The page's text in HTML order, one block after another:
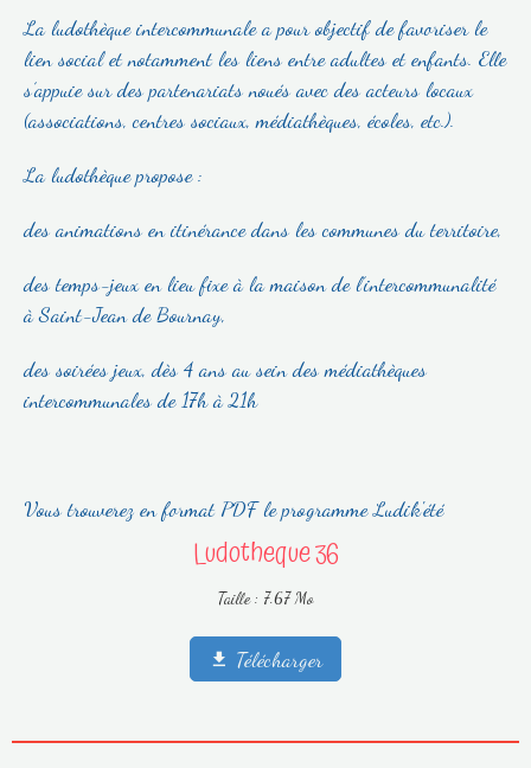
La ludothèque intercommunale a pour objectif de favoriser le
lien social et notamment les liens entre adultes et enfants. Elle
s’appuie sur des partenariats noués avec des acteurs locaux
(associations, centres sociaux, médiathèques, écoles, etc.).
La ludothèque propose :
des animations en itinérance dans les communes du territoire,
des temps-jeux en lieu fixe à la maison de l’intercommunalité
à Saint-Jean de Bournay,
des soirées jeux, dès 4 ans au sein des médiathèques
intercommunales de 17h à 21h
Vous trouverez en format PDF le programme Ludik'été
Ludotheque 36
Taille : 7.67 Mo
Télécharger